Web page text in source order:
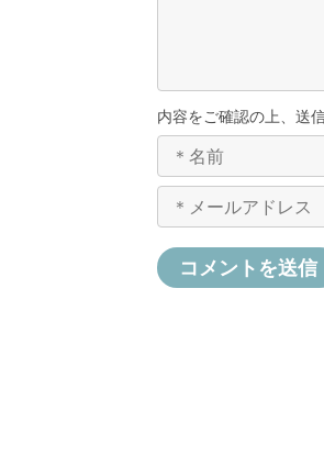
内容をご確認の上、送